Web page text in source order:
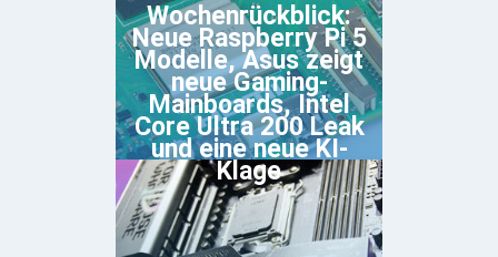
Wochenrückblick:
Neue Raspberry Pi 5
Modelle, Asus zeigt
neue Gaming-
Mainboards, Intel
Core Ultra 200 Leak
und eine neue KI-
Klage